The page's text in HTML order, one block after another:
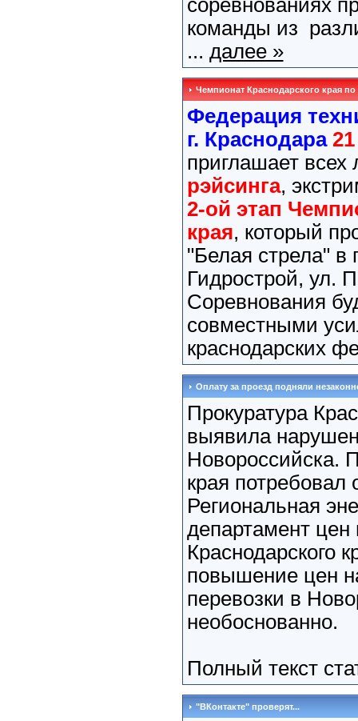
соревнованиях
команды из
... далее »
Чемпионат Краснодарского края по
Федерация
г. Краснодара
приглашает
рэйсинга,
2-ой этап
края, который
"Белая стрела" в
Гидрострой, ул.
Соревнования
совместными
краснодарских
Оплату за проезд подняли
Прокуратура
выявила
Новороссийска.
края потребовал
Региональная
департамент
Краснодарского
повышение цен
перевозки в
необоснованно.
Полный текст
"ВКонтакте" проверят...